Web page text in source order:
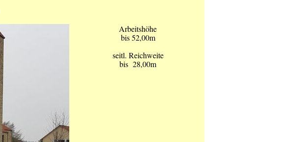
Arbeitshöhe
bis 52,00m
seitl. Reichweite
bis 28,00m